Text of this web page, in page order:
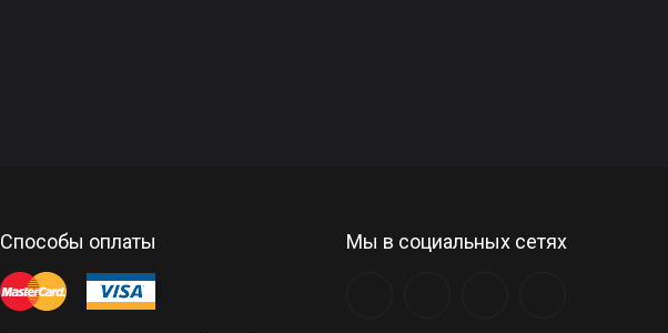
Способы оплаты Мы в социальных сетях